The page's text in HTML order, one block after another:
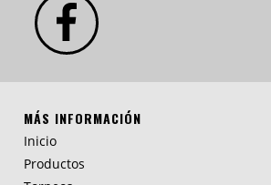
MÁS INFORMACIÓN
Inicio
Productos